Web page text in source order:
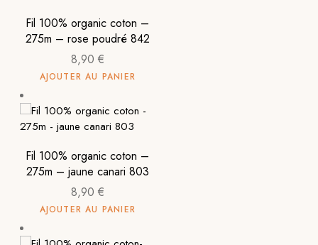
Fil 100% organic coton –
275m – rose poudré 842
8,90 €
AJOUTER AU PANIER
Fil 100% organic coton –
275m – jaune canari 803
8,90 €
AJOUTER AU PANIER